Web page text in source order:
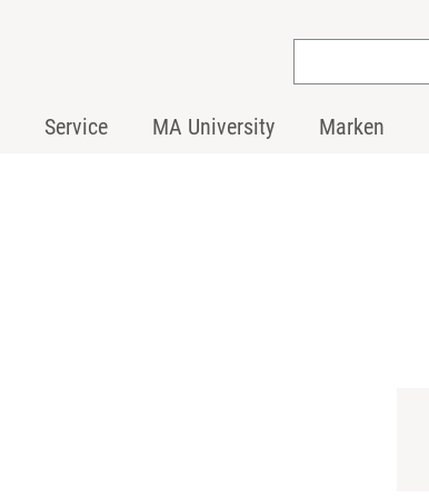
Service MA University Marken